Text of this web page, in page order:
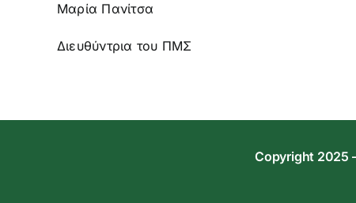
Mαρία Πανίτσα
Διευθύντρια του ΠΜΣ
Copyright 2025